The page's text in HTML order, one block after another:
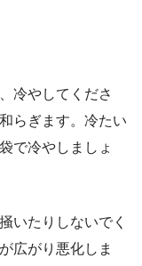
冷やしてくださ
らぎます。冷たい
で冷やしましょ
いたりしないでく
広がり悪化しま